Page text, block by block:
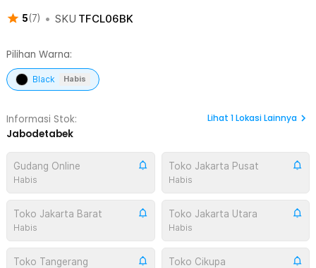
5(7) • SKU TFCL06BK
Pilihan Warna:
Black Habis
Informasi Stok:
Jabodetabek
Lihat 1Lokasi Lainnya
Gudang Online
Habis
Toko Jakarta Pusat
Habis
Toko Jakarta Barat
Habis
Toko Jakarta Utara
Habis
Toko Tangerang Toko Cikupa